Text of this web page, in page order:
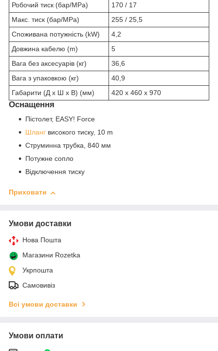
Робочий тиск (бар/MPa)
170 / 17
Макс. тиск (бар/MPa)
255 / 25,5
Споживана потужність (kW)
4,2
Довжина кабелю (m)
5
Вага без аксесуарів (кг)
36,6
Вага з упаковкою (кг)
40,9
Габарити (Д х Ш х В) (мм)
420 x 460 x 970
Оснащення
Пістолет, EASY! Force
Шланг високого тиску, 10 m
Струминна трубка, 840 мм
Потужне сопло
Відключення тиску
Приховати
Умови доставки
Нова Пошта
Магазини Rozetka
Укрпошта
Самовивіз
Всі умови доставки
Умови оплати